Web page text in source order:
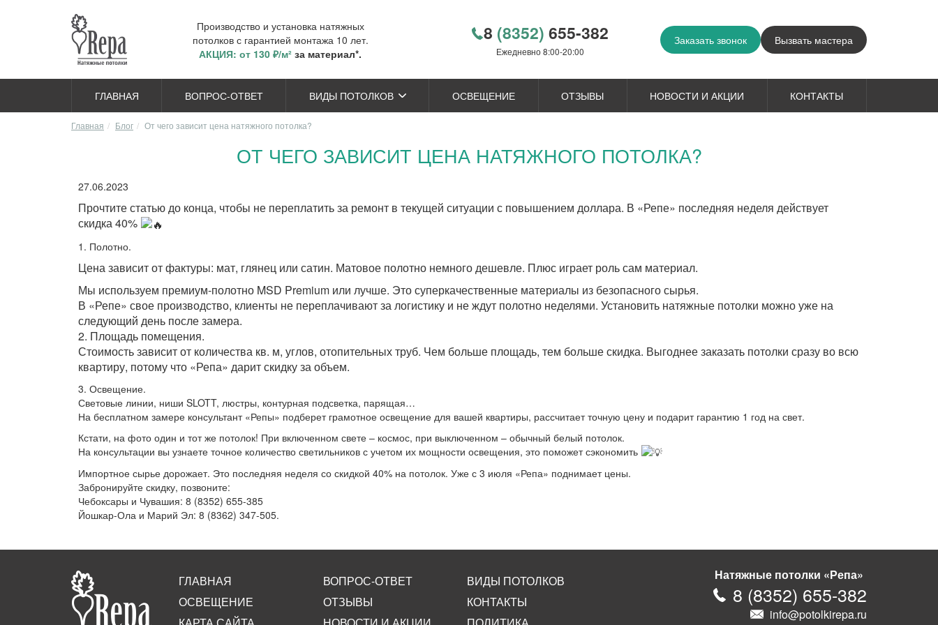
Производство и установка натяжных
потолков с гарантией монтажа 10 лет.
АКЦИЯ: от 130 ₽/м² за материал*.
8 (8352) 655-382
Ежедневно 8:00-20:00
Заказать звонок Вызвать мастера
ГЛАВНАЯ ВОПРОС-ОТВЕТ ВИДЫ ПОТОЛКОВ ОСВЕЩЕНИЕ ОТЗЫВЫ НОВОСТИ И АКЦИИ КОНТАКТЫ
Главная Блог От чего зависит цена натяжного потолка?
ОТ ЧЕГО ЗАВИСИТ ЦЕНА НАТЯЖНОГО ПОТОЛКА?
27.06.2023
Прочтите статью до конца, чтобы не переплатить за ремонт в текущей ситуации с повышением доллара. В «Репе» последняя неделя действует
скидка 40%
1. Полотно.
Цена зависит от фактуры: мат, глянец или сатин. Матовое полотно немного дешевле. Плюс играет роль сам материал.
Мы используем премиум-полотно MSD Premium или лучше. Это суперкачественные материалы из безопасного сырья.
В «Репе» свое производство, клиенты не переплачивают за логистику и не ждут полотно неделями. Установить натяжные потолки можно уже на
следующий день после замера.
2. Площадь помещения.
Стоимость зависит от количества кв. м, углов, отопительных труб. Чем больше площадь, тем больше скидка. Выгоднее заказать потолки сразу во всю
квартиру, потому что «Репа» дарит скидку за объем.
3. Освещение.
Световые линии, ниши SLOTT, люстры, контурная подсветка, парящая…
На бесплатном замере консультант «Репы» подберет грамотное освещение для вашей квартиры, рассчитает точную цену и подарит гарантию 1 год на свет.
Кстати, на фото один и тот же потолок! При включенном свете – космос, при выключенном – обычный белый потолок.
На консультации вы узнаете точное количество светильников с учетом их мощности освещения, это поможет сэкономить
Импортное сырье дорожает. Это последняя неделя со скидкой 40% на потолок. Уже с 3 июля «Репа» поднимает цены.
Забронируйте скидку, позвоните:
Чебоксары и Чувашия: 8 (8352) 655-385
Йошкар-Ола и Марий Эл: 8 (8362) 347-505.
Натяжные потолки «Репа»
8 (8352) 655-382
info@potolkirepa.ru
ГЛАВНАЯ ВОПРОС-ОТВЕТ
ВИДЫ ПОТОЛКОВ
ОСВЕЩЕНИЕ
ОТЗЫВЫ
КОНТАКТЫ